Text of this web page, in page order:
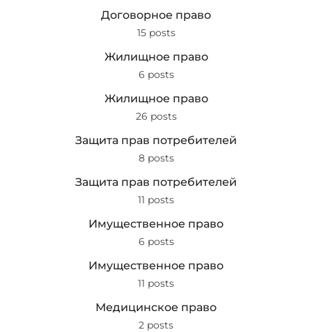
Договорное право
15 posts
Жилищное право
6 posts
Жилищное право
26 posts
Защита прав потребителей
8 posts
Защита прав потребителей
11 posts
Имущественное право
6 posts
Имущественное право
11 posts
Медицинское право
2 posts